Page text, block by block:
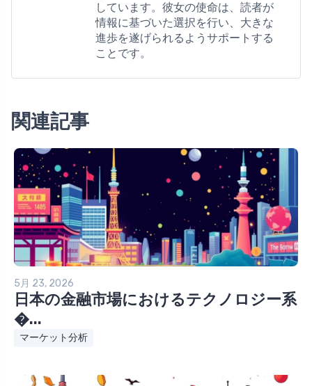
しています。彼女の使命は、読者が
情報に基づいた選択を行い、大きな
進歩を遂げられるようサポートする
ことです。
関連記事
5月 23, 2026
日本の金融市場におけるテクノロジー系
�...
マーケット分析